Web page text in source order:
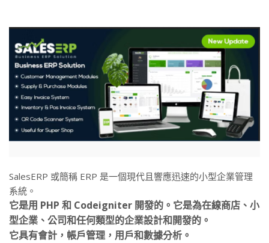
SalesERP 或簡稱 ERP 是一個現代且響應迅速的小型企業管理
系統。
它是用 PHP 和 Codeigniter 開發的。它是為在線商店、小
型企業、公司和任何類型的企業設計和開發的。
它具有會計，帳戶管理，用戶和數據分析。